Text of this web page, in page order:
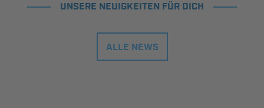
UNSERE NEUIGKEITEN FÜR DICH
ALLE NEWS